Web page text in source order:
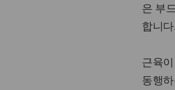
은 부
합니
근육
동행